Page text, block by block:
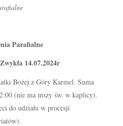
Parafialne
14.07.2024r
Bożej z Góry Karmel. Suma
(nie ma mszy św. w kaplicy).
do udziału w procesji